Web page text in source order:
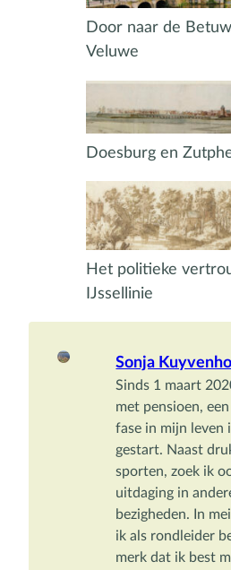
Door naar de
Veluwe
Doesburg en
Het politieke
IJssellinie
Sonja
Sinds 1 maart
met pensioen,
fase in mijn leven
gestart. Naast
sporten, zoek ik
uitdaging in
bezigheden. In
ik als rondleider
merk dat ik best